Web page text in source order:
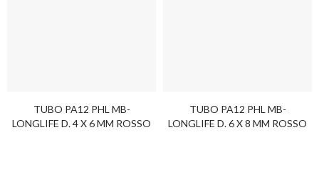
TUBO PA12 PHL MB-
LONGLIFE D. 4 X 6 MM ROSSO
TUBO PA12 PHL MB-
LONGLIFE D. 6 X 8 MM ROSSO